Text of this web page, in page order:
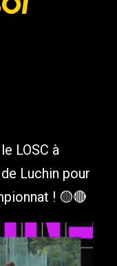
LOSC à
Luchin pour
! 🟡🔴